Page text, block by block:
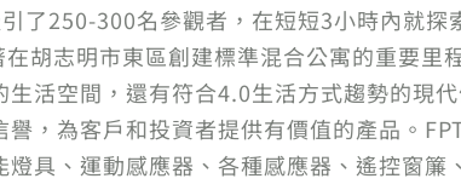
250-300名參觀者，在短短3小時內就探
胡志明市東區創建標準混合公寓的重要里
活空間，還有符合4.0生活方式趨勢的現
，為客戶和投資者提供有價值的產品。
具、運動感應器、各種感應器、遙控窗簾